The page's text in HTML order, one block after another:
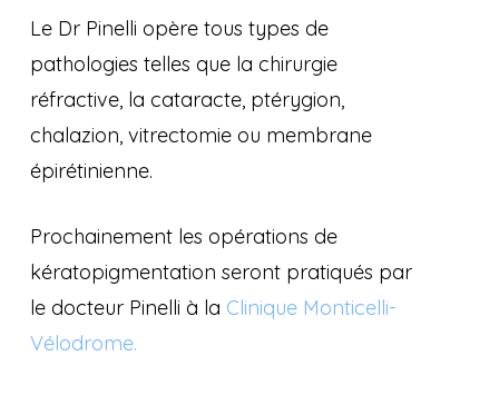
Le Dr Pinelli opère tous types de
pathologies telles que la chirurgie
réfractive, la cataracte, ptérygion,
chalazion, vitrectomie ou membrane
épirétinienne.
Prochainement les opérations de
kératopigmentation seront pratiqués par
le docteur Pinelli à la Clinique Monticelli-
Vélodrome.